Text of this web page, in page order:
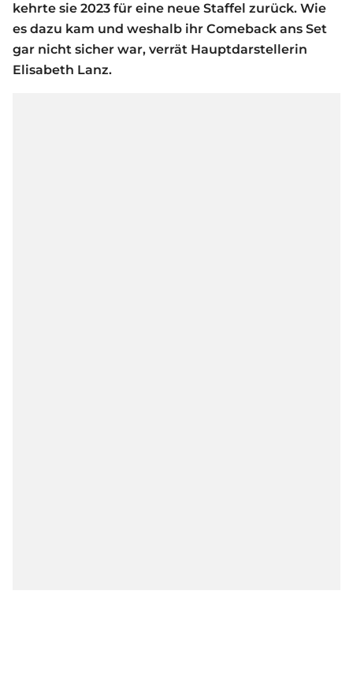
kehrte sie 2023 für eine neue Staffel zurück. Wie
es dazu kam und weshalb ihr Comeback ans Set
gar nicht sicher war, verrät Hauptdarstellerin
Elisabeth Lanz.